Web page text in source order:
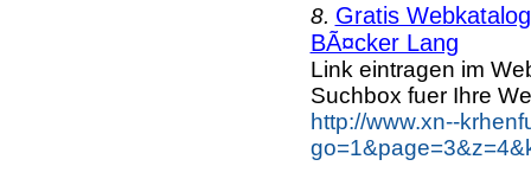
8. Gratis
BÃ¤cker Lang
Link eintragen im
Suchbox fuer Ihre
http://www.xn--